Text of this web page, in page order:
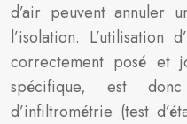
d’air peuvent annuler
l’isolation. L’utilisation
correctement posé et
spécifique, est
d’infiltrométrie (test